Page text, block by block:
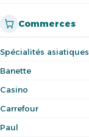
Commerces
Spécialités asiatiques
Banette
Casino
Carrefour
Paul